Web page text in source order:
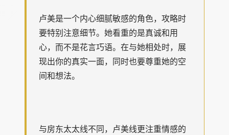
卢美是一个内心细腻敏感的角色，攻略时
要特别注意细节。她看重的是真诚和用
心，而不是花言巧语。在与她相处时，展
现出你的真实一面，同时也要尊重她的空
间和想法。
与房东太太线不同，卢美线更注重情感的